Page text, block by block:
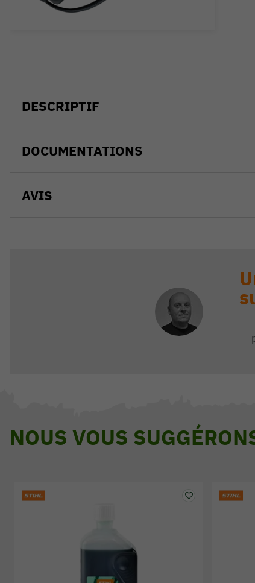
DESCRIPTIF
DOCUMENTATIONS
AVIS
NOUS VOUS